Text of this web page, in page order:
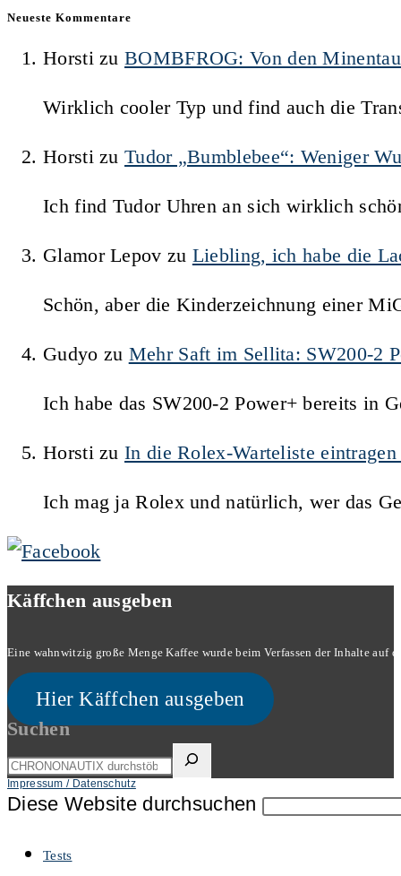
Neueste Kommentare
Horsti zuBOMBFROG: Von den
Wirklich cooler Typ und find auch die
Horsti zuTudor „Bumblebee“: Weniger
Ich find Tudor Uhren an sich wirklich
Glamor Lepov zu Liebling, ich habe die
Schön, aber die Kinderzeichnung einer
Gudyo zu Mehr Saft im Sellita: SW200-2
Ich habe das SW200-2 Power+ bereits in
Horsti zuIn die Rolex-Warteliste
Ich mag ja Rolex und natürlich, wer das
Käffchen ausgeben
Eine wahnwitzig große Menge Kaffee wurde beim Verfassen der Inhalte auf
Hier Käffchen ausgeben
Suchen
Impressum / Datenschutz
Diese Website durchsuchen
Tests